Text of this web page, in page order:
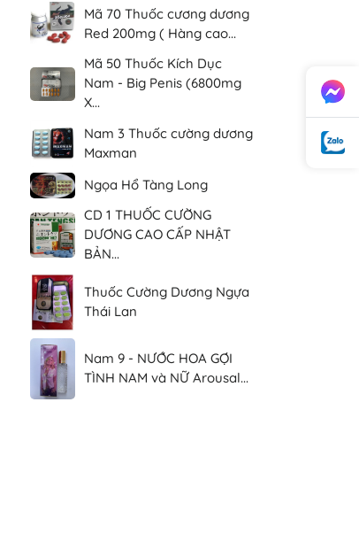
Mã 70 Thuốc cương dương
Red 200mg ( Hàng cao...
Mã 50 Thuốc Kích Dục
Nam - Big Penis (6800mg
X...
Nam 3 Thuốc cường dương
Maxman
Ngọa Hổ Tàng Long
CD 1 THUỐC CƯỜNG
DƯƠNG CAO CẤP NHẬT
BẢN...
Thuốc Cường Dương Ngựa
Thái Lan
Nam 9 - NƯỚC HOA GỢI
TÌNH NAM và NỮ Arousal...